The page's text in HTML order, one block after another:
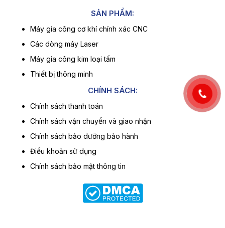
SẢN PHẨM:
Máy gia công cơ khí chính xác CNC
Các dòng máy Laser
Máy gia công kim loại tấm
Thiết bị thông minh
CHÍNH SÁCH:
Chính sách thanh toán
Chính sách vận chuyển và giao nhận
Chính sách bảo dưỡng bảo hành
Điều khoản sử dụng
Chính sách bảo mật thông tin